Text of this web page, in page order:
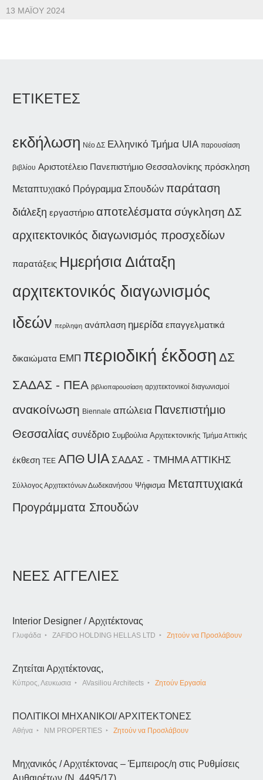
13 ΜΑΪ́ΟΥ 2024
ΕΤΙΚΕΤΕΣ
εκδήλωση Νέο ΔΣ Ελληνικό Τμήμα UIA παρουσίαση
βιβλίου Αριστοτέλειο Πανεπιστήμιο Θεσσαλονίκης πρόσκληση
Μεταπτυχιακό Πρόγραμμα Σπουδών παράταση
διάλεξη εργαστήριο αποτελέσματα σύγκληση ΔΣ
αρχιτεκτονικός διαγωνισμός προσχεδίων
παρατάξεις Ημερήσια Διάταξη
αρχιτεκτονικός διαγωνισμός
ιδεών περίληψη ανάπλαση ημερίδα επαγγελματικά
δικαιώματα ΕΜΠ περιοδική έκδοση ΔΣ
ΣΑΔΑΣ - ΠΕΑ βιβλιοπαρουσίαση αρχιτεκτονικοί διαγωνισμοί
ανακοίνωση Biennale απώλεια Πανεπιστήμιο
Θεσσαλίας συνέδριο Συμβούλια Αρχιτεκτονικής Τμήμα Αττικής
έκθεση ΤΕΕ ΑΠΘ UIA ΣΑΔΑΣ - ΤΜΗΜΑ ΑΤΤΙΚΗΣ
Σύλλογος Αρχιτεκτόνων Δωδεκανήσου Ψήφισμα Μεταπτυχιακά
Προγράμματα Σπουδών
ΝΕΕΣ ΑΓΓΕΛΙΕΣ
Interior Designer / Αρχιτέκτονας
Γλυφάδα ZAFIDO HOLDING HELLAS LTD Ζητούν να Προσλάβουν
Ζητείται Αρχιτέκτονας,
Κύπρος, Λευκωσια AVasiliou Architects Ζητούν Εργασία
ΠΟΛΙΤΙΚΟΙ ΜΗΧΑΝΙΚΟΙ/ ΑΡΧΙΤΕΚΤΟΝΕΣ
Αθήνα NM PROPERTIES Ζητούν να Προσλάβουν
Μηχανικός / Αρχιτέκτονας – Έμπειρος/η στις Ρυθμίσεις